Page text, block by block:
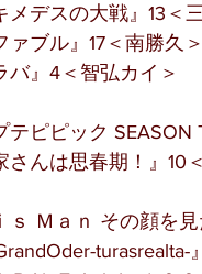
デスの大戦』13＜
ブル』17＜南勝久＞
』4＜智弘カイ＞
ピック SEASON
んは思春期！』10
Ｍａｎ その顔を見
turasrealta-